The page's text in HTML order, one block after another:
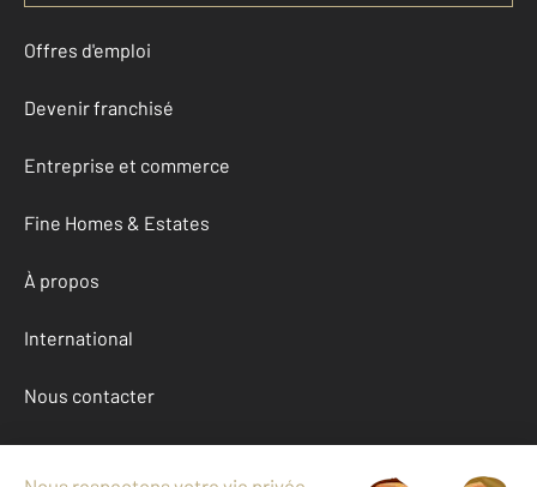
Offres d'emploi
Devenir franchisé
Entreprise et commerce
Fine Homes & Estates
À propos
International
Nous contacter